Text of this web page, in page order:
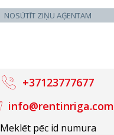
NOSŪTĪT ZIŅU AĢENTAM
Meklēt pēc id numura
info@rentinriga.com
+37123777677